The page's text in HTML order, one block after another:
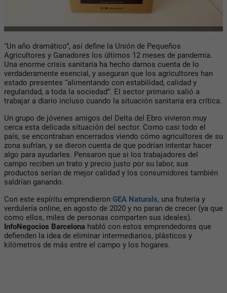
“Un año dramático”, así define la Unión de Pequeños
Agricultores y Ganadores los últimos 12 meses de pandemia.
Una enorme crisis sanitaria ha hecho darnos cuenta de lo
verdaderamente esencial, y aseguran que los agricultores han
estado presentes “alimentando con estabilidad, calidad y
regularidad, a toda la sociedad”. El sector primario salió a
trabajar a diario incluso cuando la situación sanitaria era crítica.
Un grupo de jóvenes amigos del Delta del Ebro vivieron muy
cerca esta delicada situación del sector. Como casi todo el
país, se encontraban encerrados viendo cómo agricultores de su
zona sufrían, y se dieron cuenta de que podrían intentar hacer
algo para ayudarles. Pensaron que si los trabajadores del
campo reciben un trato y precio justo por su labor, sus
productos serían de mejor calidad y los consumidores también
saldrían ganando.
Con este espíritu emprendieron GEA Naturals, una frutería y
verdulería online, en agosto de 2020 y no paran de crecer (ya que
como ellos, miles de personas comparten sus ideales).
InfoNegocios Barcelona habló con estos emprendedores que
defienden la idea de eliminar intermediarios, plásticos y
kilómetros de más entre el campo y los hogares.